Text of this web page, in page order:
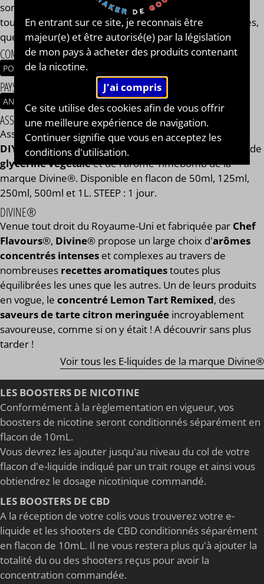
son volume global. Votre e-liquide Timebomb aura
toujours le même goût et les mêmes qualités gustatives,
que vous soyez en 0, 2, 9, 11 ou 14 mg/ml.
COMPOSITION
POMME PÊCHE FRAISE
PAYS / ORIGINE DU CONCENTRÉ
ANGLETERRE
ASSEMBLAGE
Assemblage réalisé à PLOUESCAT - France parBAR à
DIY®. Composé demono propylène glycol végétal
, de
glycérine végétaleet de l'arôme Timebomb de la
marque Divine®. Disponible en flacon de 50ml, 125ml,
250ml, 500ml et 1L. STEEP : 1 jour.
DIVINE®
Venue tout droit du Royaume-Uni et fabriquée par Chef
Flavours®, Divine® propose un large choix d'arômes
concentrés intenses et complexes au travers de
nombreuses recettes aromatiquestoutes plus
équilibrées les unes que les autres. Un de leurs produits
en vogue, le concentré Lemon Tart Remixed, des
saveurs de tarte citron meringuée incroyablement
savoureuse, comme si on y était ! A découvrir sans plus
tarder !
Voir tous les E-liquides de la marque Divine®
LES BOOSTERS DE NICOTINE
Conformément à la règlementation en vigueur, vos
boosters de nicotine seront conditionnés séparément en
flacon de 10mL.
Vous devrez les ajouter jusqu'au niveau du col de votre
flacon d'e-liquide indiqué par un trait rouge et ainsi vous
obtiendrez le dosage nicotinique commandé.
LES BOOSTERS DE CBD
A la réception de votre colis vous trouverez votre e-
liquide et les shooters de CBD conditionnés séparément
en flacon de 10mL. Il ne vous restera plus qu'à ajouter la
totalité du ou des shooters reçus pour avoir la
concentration commandée.
En entrant sur ce site, je reconnais être
majeur(e) et être autorisé(e) par la législation
de mon pays à acheter des produits contenant
de la nicotine.
Ce site utilise des cookies afin de vous offrir
une meilleure expérience de navigation.
Continuer signifie que vous en acceptez les
conditions d'utilisation.